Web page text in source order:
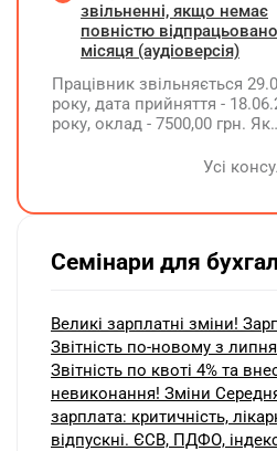
розрахунку внеску на
працевлаштування осіб з
інвалідністю?
звільненні, якщо немає
повністю
місяця (аудіоверсія)
Працівник звільняється
року, дата прийняття -
року, оклад - 7500,00 грн. Як
невикористаних днів
Усі
Семінари для
Великі зарплатні зміни!
Звітність по-новому з
Звітність по квоті 4% та
невиконання! Зміни
зарплата: критичність,
відпускні. ЄСВ, ПДФО,